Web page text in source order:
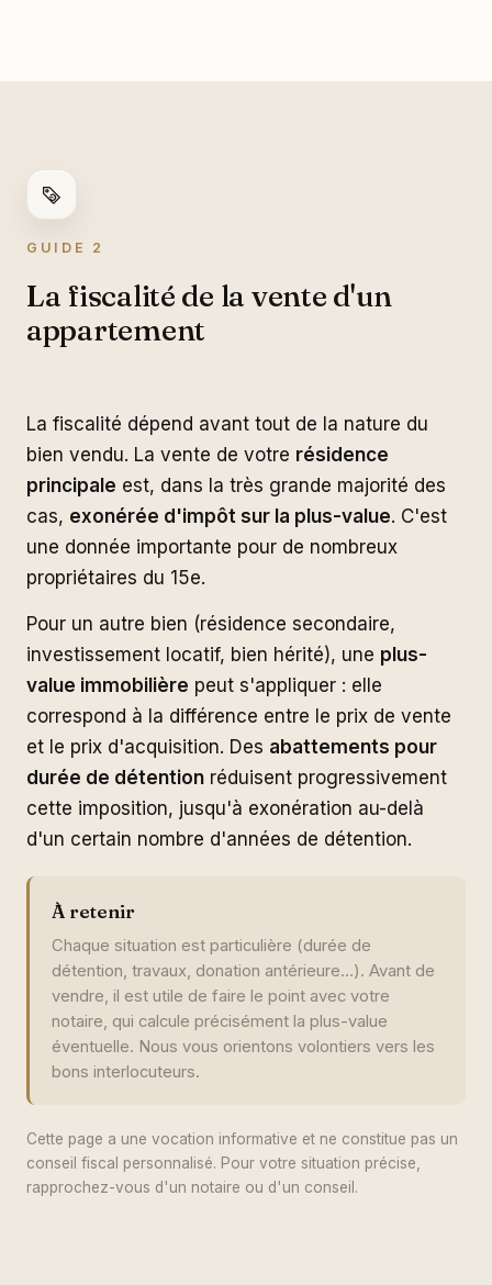
GUIDE 2
La fiscalité de la vente d'un
appartement
La fiscalité dépend avant tout de la nature du
bien vendu. La vente de votre résidence
principale est, dans la très grande majorité des
cas, exonérée d'impôt sur la plus-value. C'est
une donnée importante pour de nombreux
propriétaires du 15e.
Pour un autre bien (résidence secondaire,
investissement locatif, bien hérité), une plus-
value immobilière peut s'appliquer : elle
correspond à la différence entre le prix de vente
et le prix d'acquisition. Des abattements pour
durée de détention réduisent progressivement
cette imposition, jusqu'à exonération au-delà
d'un certain nombre d'années de détention.
À retenir
Chaque situation est particulière (durée de
détention, travaux, donation antérieure…). Avant de
vendre, il est utile de faire le point avec votre
notaire, qui calcule précisément la plus-value
éventuelle. Nous vous orientons volontiers vers les
bons interlocuteurs.
Cette page a une vocation informative et ne constitue pas un
conseil fiscal personnalisé. Pour votre situation précise,
rapprochez-vous d'un notaire ou d'un conseil.